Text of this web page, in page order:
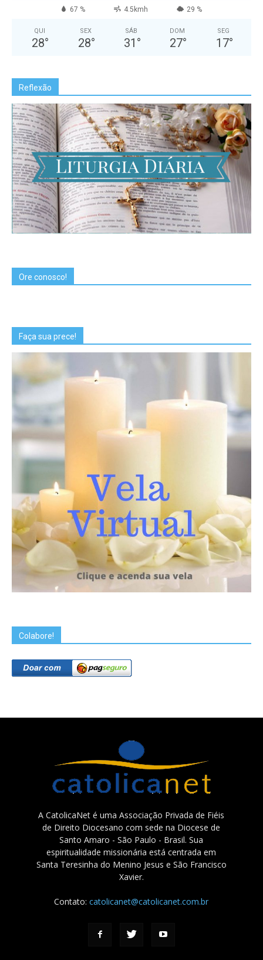
67 % 4.5kmh 29 %
QUI
28°
SEX
28°
SÁB
31 °
DOM
27°
SEG
17°
Reflexão
Ore conosco!
Faça sua prece!
Colabore!
A CatolicaNet é uma Associação Privada de Fiéis
de Direito Diocesano com sede na Diocese de
Santo Amaro - São Paulo - Brasil. Sua
espiritualidade missionária está centrada em
Santa Teresinha do Menino Jesus e São Francisco
Xavier.
Contato:catolicanet@catolicanet.com.br